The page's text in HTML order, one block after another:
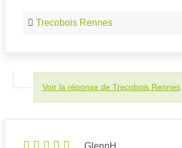
Trecobois Rennes
Voir la réponse de Trecobois Rennes
GlennH